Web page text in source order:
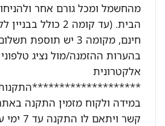
מהחשמל ומכל גורם אחר ולהניחו
הבית. (עד קומה 2 כולל
חינם, מקומה 3 יש תוספת
בהערות ההזמנה/מול נציג טלפוני
אלקטרונית
במידה ולקוח מזמין התקנה
קשר ויתאם לו